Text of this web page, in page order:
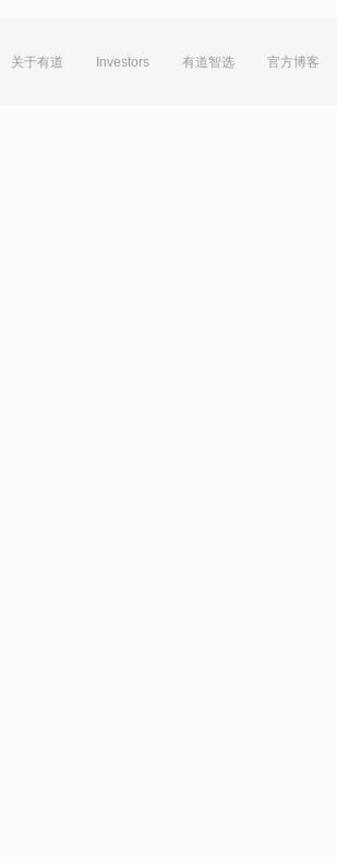
关于有道 Investors 有道智选 官方博客